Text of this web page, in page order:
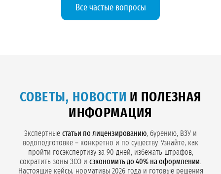
сопровождаем. Когда всё идёт по единому договору, данные не
искажаются при передаче между исполнителями, а экспертиза
проходит без возвратов из-за разночтений.
Все частые вопросы
СОВЕТЫ, НОВОСТИ И ПОЛЕЗНАЯ
ИНФОРМАЦИЯ
Экспертные статьи по лицензированию, бурению, ВЗУ и
водоподготовке – конкретно и по существу. Узнайте, как
пройти госэкспертизу за 90 дней, избежать штрафов,
сократить зоны ЗСО и сэкономить до 40% на оформлении
Настоящие кейсы, нормативы 2026 года и готовые решения